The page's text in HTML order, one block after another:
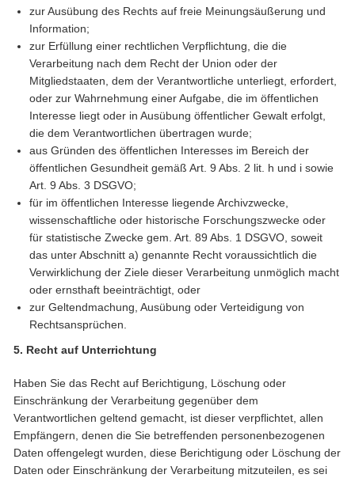
zur Ausübung des Rechts auf freie Meinungsäußerung und
Information;
zur Erfüllung einer rechtlichen Verpflichtung, die die
Verarbeitung nach dem Recht der Union oder der
Mitgliedstaaten, dem der Verantwortliche unterliegt, erfordert,
oder zur Wahrnehmung einer Aufgabe, die im öffentlichen
Interesse liegt oder in Ausübung öffentlicher Gewalt erfolgt,
die dem Verantwortlichen übertragen wurde;
aus Gründen des öffentlichen Interesses im Bereich der
öffentlichen Gesundheit gemäß Art. 9 Abs. 2 lit. h und i sowie
Art. 9 Abs. 3 DSGVO;
für im öffentlichen Interesse liegende Archivzwecke,
wissenschaftliche oder historische Forschungszwecke oder
für statistische Zwecke gem. Art. 89 Abs. 1 DSGVO, soweit
das unter Abschnitt a) genannte Recht voraussichtlich die
Verwirklichung der Ziele dieser Verarbeitung unmöglich macht
oder ernsthaft beeinträchtigt, oder
zur Geltendmachung, Ausübung oder Verteidigung von
Rechtsansprüchen.
5. Recht auf Unterrichtung
Haben Sie das Recht auf Berichtigung, Löschung oder
Einschränkung der Verarbeitung gegenüber dem
Verantwortlichen geltend gemacht, ist dieser verpflichtet, allen
Empfängern, denen die Sie betreffenden personenbezogenen
Daten offengelegt wurden, diese Berichtigung oder Löschung der
Daten oder Einschränkung der Verarbeitung mitzuteilen, es sei